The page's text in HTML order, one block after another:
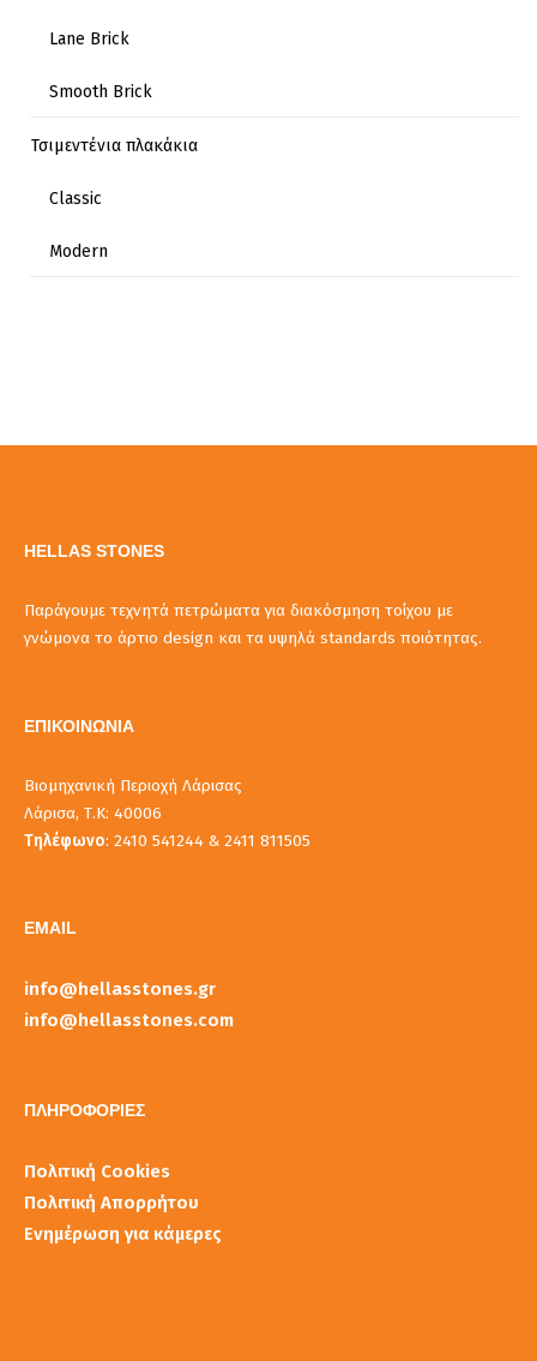
Lane Brick
Smooth Brick
Τσιμεντένια πλακάκια
Classic
Modern
HELLAS STONES
Παράγουμε τεχνητά πετρώματα για διακόσμηση τοίχου με
γνώμονα το άρτιο design και τα υψηλά standards ποιότητας.
ΕΠΙΚΟΙΝΩΝΙΑ
Βιομηχανική Περιοχή Λάρισας
Λάρισα, Τ.Κ: 40006
Τηλέφωνο: 2410 541244 & 2411 811505
EMAIL
info@hellasstones.gr
info@hellasstones.com
ΠΛΗΡΟΦΟΡΙΕΣ
Πολιτική Cookies
Πολιτική Απορρήτου
Ενημέρωση για κάμερες